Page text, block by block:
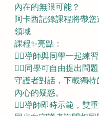
內在的無限可能？
阿卡西記錄課程將帶
領域
課程✨亮點：
👉🏼導師與同學一起練
👉🏼同學可自由提出問
守護者對話，下載獨
內心的疑惑。
👉🏼導師即時示範，雙